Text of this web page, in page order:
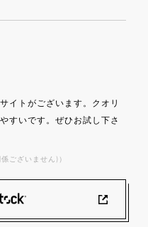
イトがございます。クオリ
すいです。ぜひお試し下さ
ございません)）